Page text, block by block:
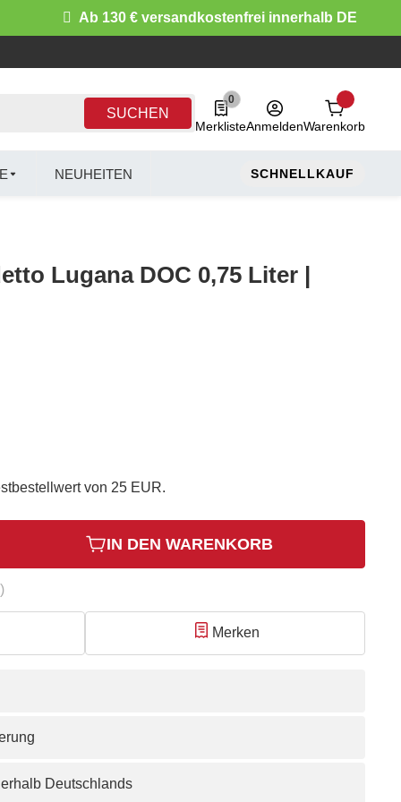
Ab 130 € versandkostenfrei innerhalb DE
SUCHEN
0
0 Produkte in der Liste
MerklisteAnmeldenWarenkorb
NEUHEITEN SCHNELLKAUF
Lugana DOC 0,75 Liter |
von 25 EUR.
IN DEN WARENKORB
Merken
Deutschlands